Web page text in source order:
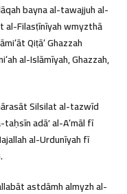
bayna al-tawajjuh al-
al-Filasṭīnīyah wmyzthā
Qiṭāʻ Ghazzah
al-Islāmīyah, Ghazzah,
Silsilat al-tazwīd
adāʼ al-Aʻmāl fī
al-Urdunīyah fī
astdāmh almyzh al-